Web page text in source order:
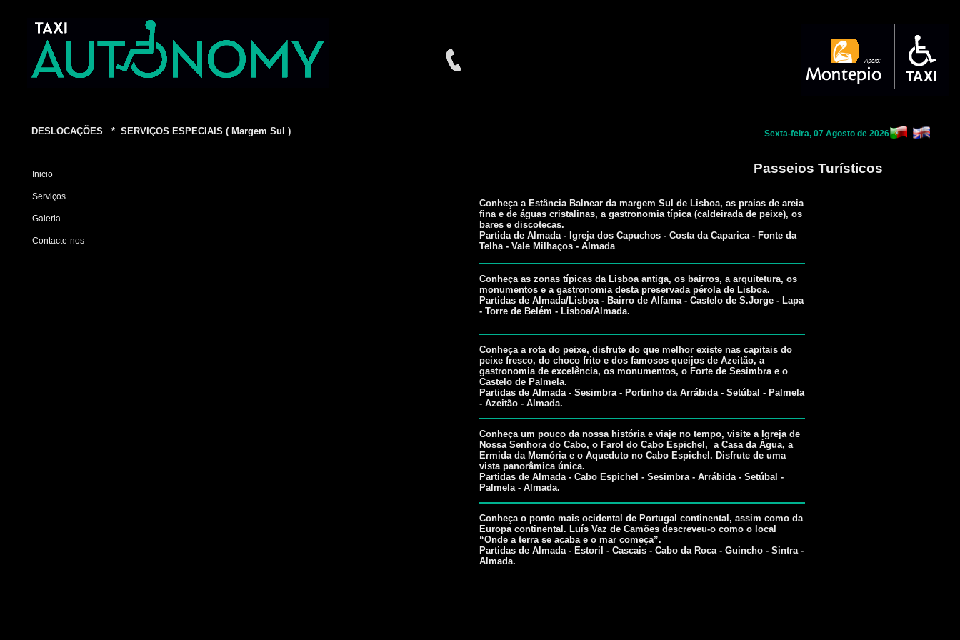
DESLOCAÇÕES * SERVIÇOS ESPECIAIS ( Margem Sul ) Sexta-feira, 07 Agosto de 2026
Inicio
Serviços
Contacte-nos
Galeria
Passeios Turísticos
Conheça a rota do peixe, disfrute do que melhor existe nas capitais do
peixe fresco, do choco frito e dos famosos queijos de Azeitão, a
gastronomia de excelência, os monumentos, o Forte de Sesimbra e o
Castelo de Palmela.
Partidas de Almada - Sesimbra - Portinho da Arrábida - Setúbal - Palmela
- Azeitão - Almada.
Conheça a Estância Balnear da margem Sul de Lisboa, as praias de areia
fina e de águas cristalinas, a gastronomia típica (caldeirada de peixe), os
bares e discotecas.
Partida de Almada - Igreja dos Capuchos - Costa da Caparica - Fonte da
Telha - Vale Milhaços - Almada
Conheça as zonas típicas da Lisboa antiga, os bairros, a arquitetura, os
monumentos e a gastronomia desta preservada pérola de Lisboa.
Partidas de Almada/Lisboa - Bairro de Alfama - Castelo de S.Jorge - Lapa
- Torre de Belém - Lisboa/Almada.
Conheça um pouco da nossa história e viaje no tempo, visite a Igreja de
Nossa Senhora do Cabo, o Farol do Cabo Espichel, a Casa da Água, a
Ermida da Memória e o Aqueduto no Cabo Espichel. Disfrute de uma
vista panorâmica única.
Partidas de Almada - Cabo Espichel - Sesimbra - Arrábida - Setúbal -
Palmela - Almada.
Conheça o ponto mais ocidental de Portugal continental, assim como da
Europa continental. Luís Vaz de Camões descreveu-o como o local
“Onde a terra se acaba e o mar começa”.
Partidas de Almada - Estoril - Cascais - Cabo da Roca - Guincho - Sintra -
Almada.